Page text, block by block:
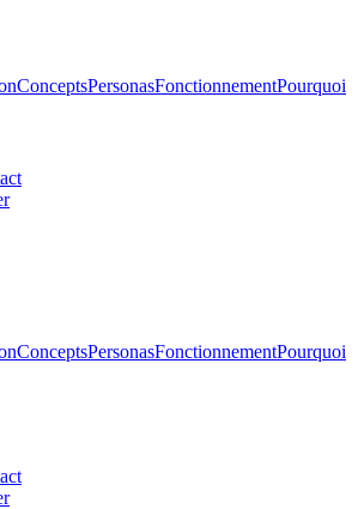
ConceptsPersonasFonctionnementPourquoi
ConceptsPersonasFonctionnementPourquoi